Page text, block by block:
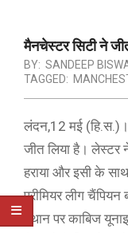
Menuमैनचेस्‍टर सिटी ने
BY: SANDEEP
TAGGED:
लंदन,12 मई (हि.स.)।
जीत लिया है। लेस्‍टर
हराया और इसी के
प्रीमियर लीग
स्‍थान पर काबिज